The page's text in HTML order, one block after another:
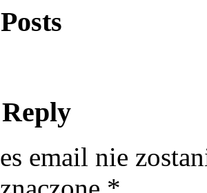
email nie